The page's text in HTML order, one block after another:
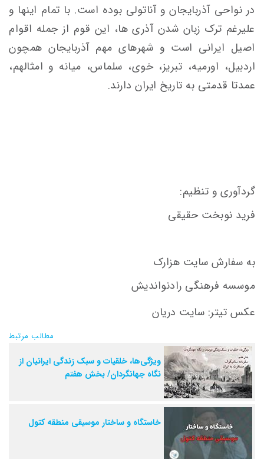
در نواحی آذربایجان و آناتولی بوده است. با تمام اینها و
علیرغم ترک زبان شدن آذری ها، این قوم از جمله اقوام
اصیل ایرانی است و شهرهای مهم آذربایجان همچون
اردبیل، اورمیه، تبریز، خوی، سلماس، میانه و امثالهم،
عمدتا قدمتی به تاریخ ایران دارند.
گردآوری و تنظیم:
فرید نوبخت حقیقی
به سفارش سایت هزارک
موسسه فرهنگی رادنواندیش
عکس تیتر: سایت دریان
مطالب مرتبط
ویژگی‌ها، خلقیات و سبک زندگی ایرانیان از
نگاه جهانگردان/ بخش هفتم
خاستگاه و ساختار موسیقی منطقه کتول